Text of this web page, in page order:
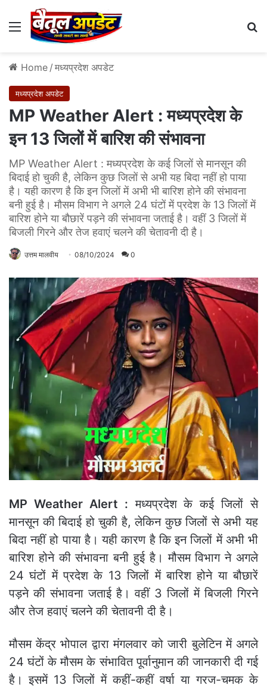
Menu
Home / मध्यप्रदेश अपडेट
मध्यप्रदेश अपडेट
MP Weather Alert : मध्यप्रदेश के
इन 13 जिलों में बारिश की संभावना
MP Weather Alert : मध्यप्रदेश के कई जिलों से मानसून की
बिदाई हो चुकी है, लेकिन कुछ जिलों से अभी यह बिदा नहीं हो पाया
है। यही कारण है कि इन जिलों में अभी भी बारिश होने की संभावना
बनी हुई है। मौसम विभाग ने अगले 24 घंटों में प्रदेश के 13 जिलों में
बारिश होने या बौछारें पड़ने की संभावना जताई है। वहीं 3 जिलों में
बिजली गिरने और तेज हवाएं चलने की चेतावनी दी है।
उत्तम मालवीय 08/10/2024 0
MP Weather Alert : मध्यप्रदेश के कई जिलों से
मानसून की बिदाई हो चुकी है, लेकिन कुछ जिलों से अभी यह
बिदा नहीं हो पाया है। यही कारण है कि इन जिलों में अभी भी
बारिश होने की संभावना बनी हुई है। मौसम विभाग ने अगले
24 घंटों में प्रदेश के 13 जिलों में बारिश होने या बौछारें
पड़ने की संभावना जताई है। वहीं 3 जिलों में बिजली गिरने
और तेज हवाएं चलने की चेतावनी दी है।
मौसम केंद्र भोपाल द्वारा मंगलवार को जारी बुलेटिन में अगले
24 घंटों के मौसम के संभावित पूर्वानुमान की जानकारी दी गई
है। इसमें 13 जिलों में कहीं-कहीं वर्षा या गरज-चमक के